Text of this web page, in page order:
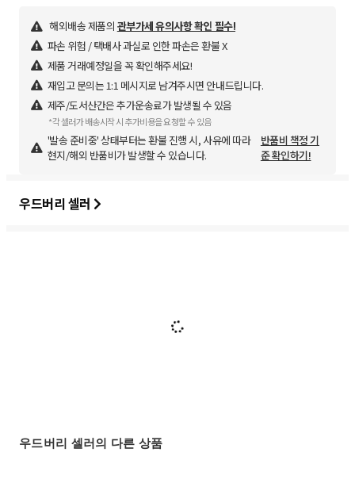
해외배송 제품의 관부가세 유의사항 확인 필수!
파손 위험 / 택배사 과실로 인한 파손은 환불 X
제품 거래예정일을 꼭 확인해주세요!
재입고 문의는 1:1 메시지로 남겨주시면 안내드립니다.
제주/도서산간은 추가운송료가 발생될 수 있음
*각 셀러가 배송시작 시 추가비용을 요청할 수 있음
'발송 준비중' 상태부터는 환불 진행 시, 사유에 따라
현지/해외 반품비가 발생할 수 있습니다.
반품비 책정 기
준 확인하기!
우드버리 셀러
우드버리 셀러의 다른 상품